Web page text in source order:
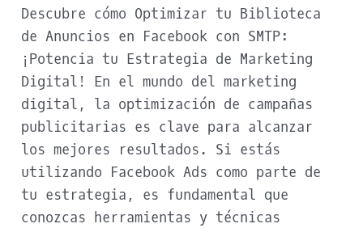
Descubre cómo Optimizar tu Biblioteca
de Anuncios en Facebook con SMTP:
¡Potencia tu Estrategia de Marketing
Digital! En el mundo del marketing
digital, la optimización de campañas
publicitarias es clave para alcanzar
los mejores resultados. Si estás
utilizando Facebook Ads como parte de
tu estrategia, es fundamental que
conozcas herramientas y técnicas